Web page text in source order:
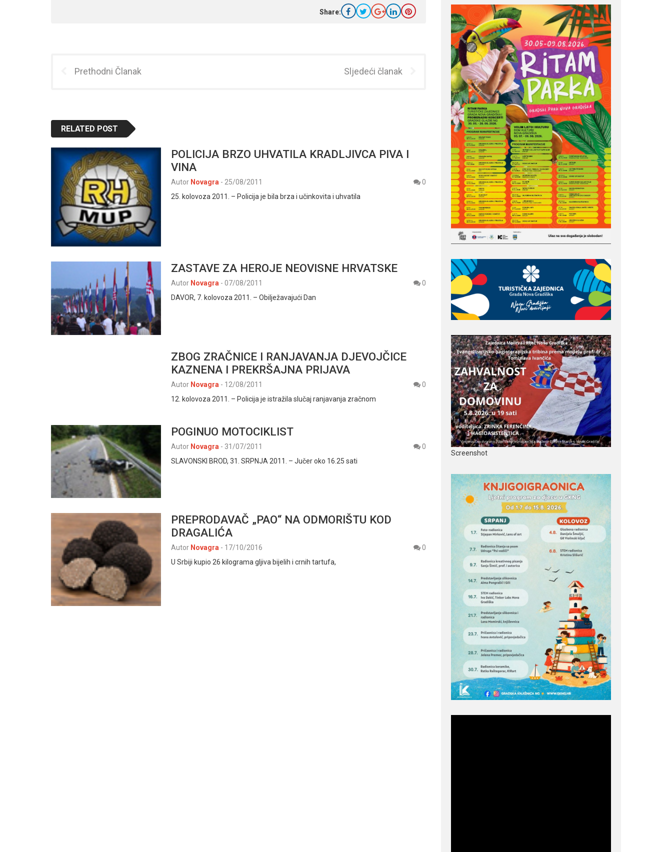
Share:
Prethodni Članak Sljedeći članak
RELATED POST
POLICIJA BRZO UHVATILA KRADLJIVCA PIVA I
VINA
Autor Novagra - 25/08/2011
0
25. kolovoza 2011. – Policija je bila brza i učinkovita i uhvatila
ZASTAVE ZA HEROJE NEOVISNE HRVATSKE
Autor Novagra - 07/08/2011
0
DAVOR, 7. kolovoza 2011. – Obilježavajući Dan
ZBOG ZRAČNICE I RANJAVANJA DJEVOJČICE
KAZNENA I PREKRŠAJNA PRIJAVA
Autor Novagra - 12/08/2011
0
12. kolovoza 2011. – Policija je istražila slučaj ranjavanja zračnom
POGINUO MOTOCIKLIST
Autor Novagra - 31/07/2011
0
SLAVONSKI BROD, 31. SRPNJA 2011. – Jučer oko 16.25 sati
PREPRODAVAČ „PAO“ NA ODMORIŠTU KOD
DRAGALIĆA
Autor Novagra - 17/10/2016
0
U Srbiji kupio 26 kilograma gljiva bijelih i crnih tartufa,
Screenshot